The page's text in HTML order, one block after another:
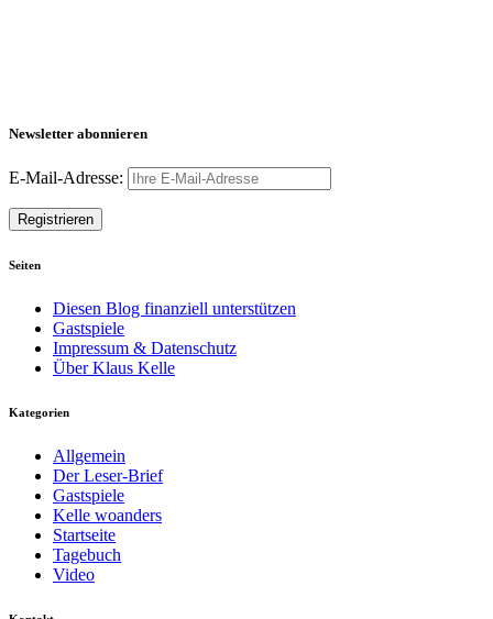
Newsletter abonnieren
E-Mail-Adresse:
Seiten
Diesen Blog finanziell unterstützen
Gastspiele
Impressum & Datenschutz
Über Klaus Kelle
Kategorien
Allgemein
Der Leser-Brief
Gastspiele
Kelle woanders
Startseite
Tagebuch
Video